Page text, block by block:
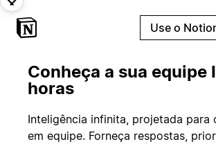
Use o
Conheça a sua equipe
horas
Inteligência infinita, projetada para
em equipe. Forneça respostas,